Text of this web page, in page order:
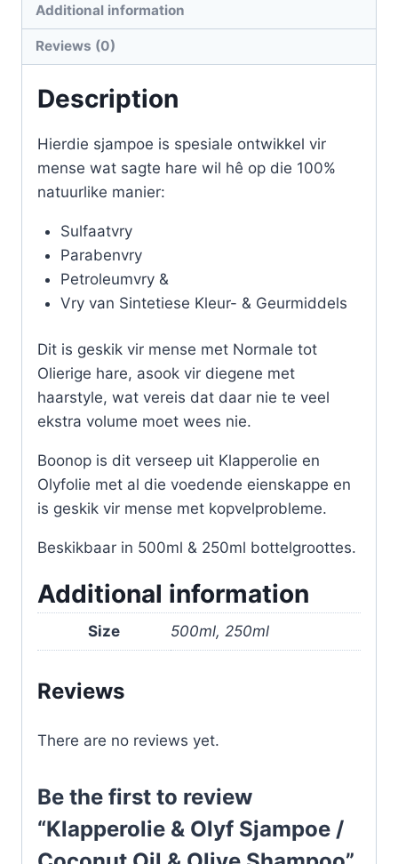
Olive
Shampoo
Additional information
Reviews (0)
Description
Hierdie sjampoe is spesiale ontwikkel vir
mense wat sagte hare wil hê op die 100%
natuurlike manier:
Sulfaatvry
Parabenvry
Petroleumvry &
Vry van Sintetiese Kleur- & Geurmiddels
Dit is geskik vir mense met Normale tot
Olierige hare, asook vir diegene met
haarstyle, wat vereis dat daar nie te veel
ekstra volume moet wees nie.
Boonop is dit verseep uit Klapperolie en
Olyfolie met al die voedende eienskappe en
is geskik vir mense met kopvelprobleme.
Beskikbaar in 500ml & 250ml bottelgroottes.
Additional information
Size 500ml, 250ml
Reviews
There are no reviews yet.
Be the first to review
“Klapperolie & Olyf Sjampoe /